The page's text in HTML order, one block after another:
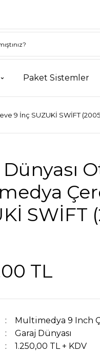
Paket Sistemler
9 İnç SUZUKİ SWİFT
SWİFT
TL
Multimedya 9 Inch
Garaj Dünyası
1.250,00 TL + KDV